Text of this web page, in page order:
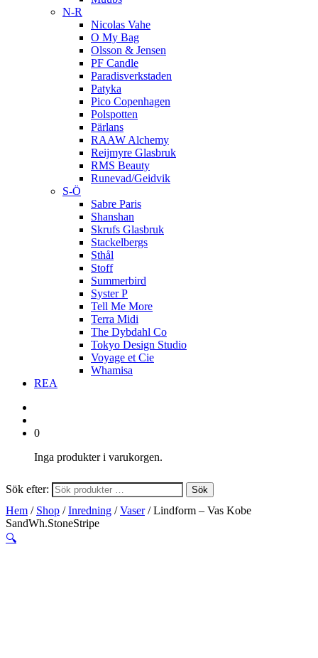
N-R
Nicolas Vahe
O My Bag
Olsson & Jensen
PF Candle
Paradisverkstaden
Patyka
Pico Copenhagen
Polspotten
Pärlans
RAAW Alchemy
Reijmyre Glasbruk
RMS Beauty
Runevad/Geidvik
S-Ö
Sabre Paris
Shanshan
Skrufs Glasbruk
Stackelbergs
Sthål
Stoff
Summerbird
Syster P
Tell Me More
Terra Midi
The Dybdahl Co
Tokyo Design Studio
Voyage et Cie
Whamisa
REA
0
Inga produkter i varukorgen.
Sök efter: Sök
Hem / Shop /Inredning /Vaser/ Lindform – Vas Kobe
SandWh.StoneStripe
🔍